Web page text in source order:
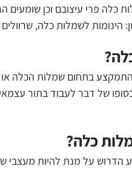
כלה פרי עיצובם וכן שומעים
הינומות לשמלות כלה,
בתחום שמלות הכלה
של דבר לעבוד בתור
כלה?
הדרוש על מנת להיות מעצבי